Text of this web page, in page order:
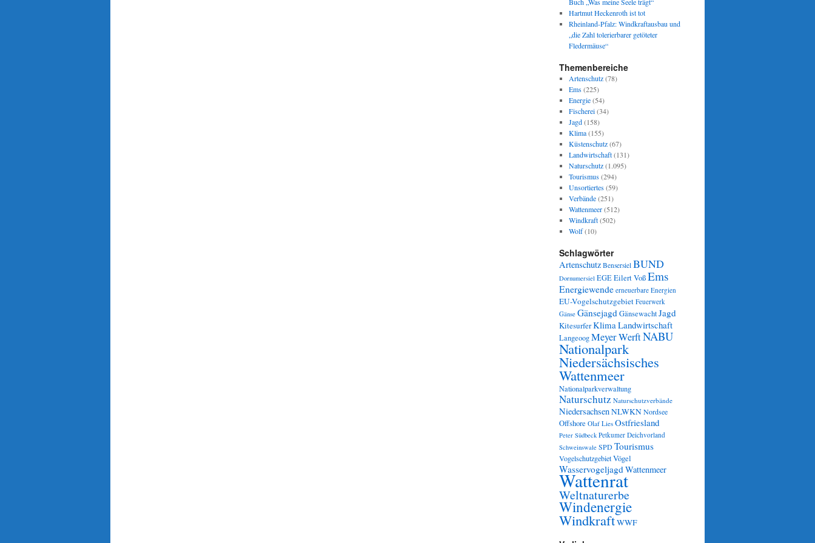
Hartmut Heckenroth ist tot
Rheinland-Pfalz: Windkraftausbau und
„die Zahl tolerierbarer getöteter
Fledermäuse“
Themenbereiche
Artenschutz(78)
Ems(225)
Energie(54)
Fischerei(34)
Jagd(158)
Klima(155)
Küstenschutz(67)
Landwirtschaft(131)
Naturschutz(1.095)
Tourismus(294)
Unsortiertes(59)
Verbände(251)
Wattenmeer(512)
Windkraft(502)
Wolf(10)
Schlagwörter
Artenschutz Bensersiel BUND
Dornumersiel EGEEilert VoßEms
Energiewende erneuerbare Energien
EU-Vogelschutzgebiet Feuerwerk
Gänse GänsejagdGänsewachtJagd
KitesurferKlimaLandwirtschaft
LangeoogMeyer WerftNABU
Nationalpark
Niedersächsisches
Wattenmeer
Nationalparkverwaltung
Naturschutz Naturschutzverbände
NiedersachsenNLWKNNordsee
Offshore Olaf Lies Ostfriesland
Peter Südbeck Petkumer Deichvorland
Schweinswale SPDTourismus
VogelschutzgebietVögel
WasservogeljagdWattenmeer
Wattenrat
Weltnaturerbe
Windenergie
WindkraftWWF